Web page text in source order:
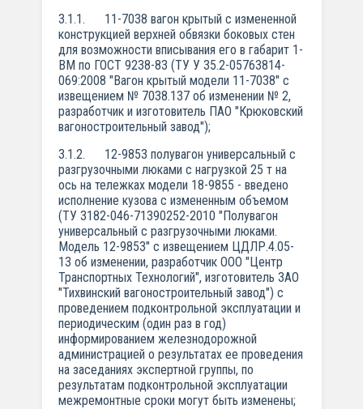
3.1.1. 11-7038 вагон крытый с измененной
конструкцией верхней обвязки боковых стен
для возможности вписывания его в габарит 1-
ВМ по ГОСТ 9238-83 (ТУ У 35.2-05763814-
069:2008 "Вагон крытый модели 11-7038" с
извещением № 7038.137 об изменении № 2,
разработчик и изготовитель ПАО "Крюковский
вагоностроительный завод");
3.1.2. 12-9853 полувагон универсальный с
разгрузочными люками с нагрузкой 25 т на
ось на тележках модели 18-9855 - введено
исполнение кузова с измененным объемом
(ТУ 3182-046-71390252-2010 "Полувагон
универсальный с разгрузочными люками.
Модель 12-9853" с извещением ЦДЛР.4.05-
13 об изменении, разработчик ООО "Центр
Транспортных Технологий", изготовитель ЗАО
"Тихвинский вагоностроительный завод") с
проведением подконтрольной эксплуатации и
периодическим (один раз в год)
информированием железнодорожной
администрацией о результатах ее проведения
на заседаниях экспертной группы, по
результатам подконтрольной эксплуатации
межремонтные сроки могут быть изменены;